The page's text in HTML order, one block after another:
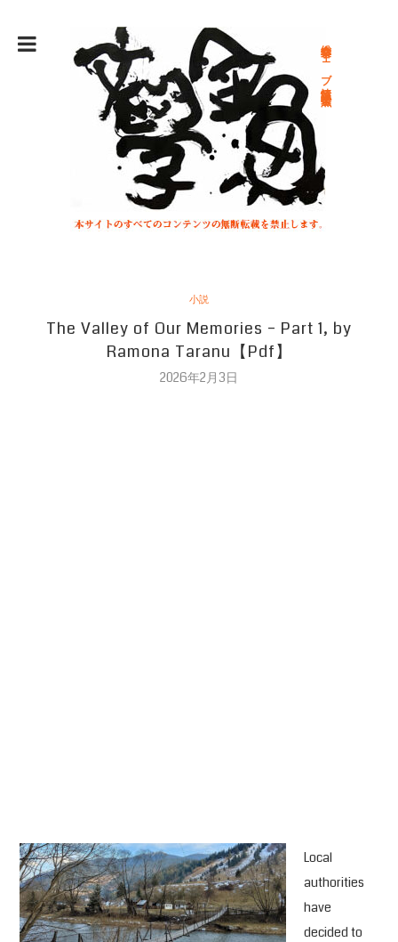
総合文学ウェブ情報誌 文学金魚
小説
The Valley of Our Memories – Part 1, by
Ramona Taranu【Pdf】
2026年2月3日
Local
authorities
have
decided to